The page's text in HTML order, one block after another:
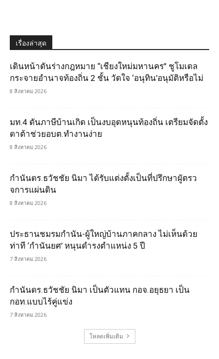
เรื่องล่าสุด
เดินหน้าดันร่างกฎหมาย “เชียงใหม่มหานคร” ชูโมเดล
กระจายอำนาจท้องถิ่น 2 ชั้น วัดใจ ‘อนุทิน’อนุมัติหรือไม่
8 สิงหาคม 2026
มท.4 ดันภาษีบ้านเกิด เป็นงบอุดหนุนท้องถิ่น เตรียมจัดตั้ง
ดาต้าช่วยอบต.ทำงานง่าย
8 สิงหาคม 2026
กำนันดร.ธวัชชัย นิมา ได้รับแต่งตั้งเป็นที่ปรึกษาผูัตรว
จการแผ่นดิน
8 สิงหาคม 2026
ประธานชมรมกำนัน-ผู้ใหญ่บ้านภาคกลาง ไม่เห็นด้วย
ท่าที ‘กำนันยศ’ หนุนดำรงตำแหน่ง 5 ปี
7 สิงหาคม 2026
กำนันดร.ธวัชชัย นิมา เป็นตัวแทน กอจ.อยุธยา เป็น
กอท.แบบไร้คู่แข่ง
7 สิงหาคม 2026
โหลดเพิ่มเติม